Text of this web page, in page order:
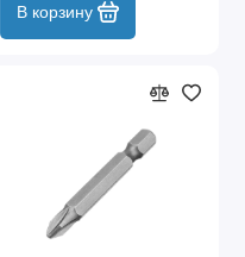
В корзину